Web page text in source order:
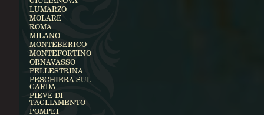
LUMARZO
MOLARE
ROMA
MILANO
MONTEBERICO
MONTEFORTINO
ORNAVASSO
PELLESTRINA
PESCHIERA SUL
GARDA
PIEVE DI
TAGLIAMENTO
POMPEI